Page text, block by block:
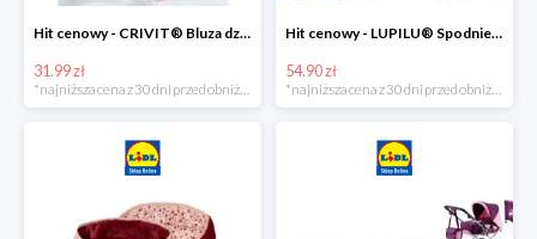
Hit cenowy - CRIVIT® Bluza dziewczęca z polaru
31.99 zł
Hit cenowy - LUPILU® Spodnie narciarskie chłopięce
54.90 zł